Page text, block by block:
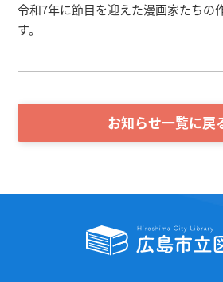
令和7年に節目を迎えた漫画家たちの
す。
お知らせ一覧に戻